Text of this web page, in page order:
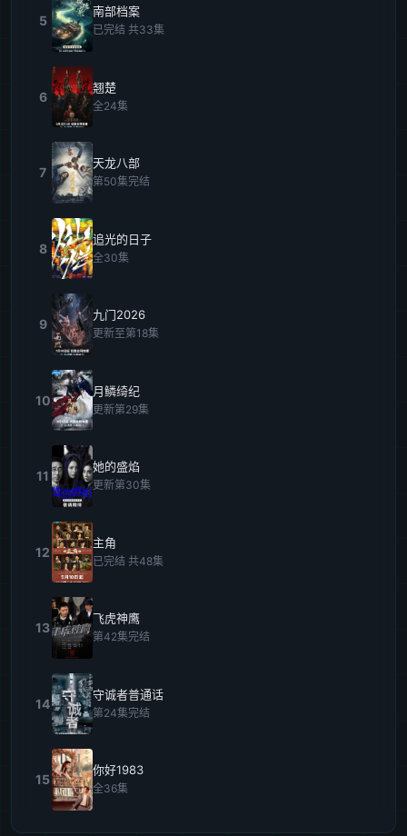
5
南部档案
已完结 共33集
6
翘楚
全24集
7
天龙八部
第50集完结
8
追光的日子
全30集
9
九门2026
更新至第18集
10
月鳞绮纪
更新第29集
11
她的盛焰
更新第30集
12
主角
已完结 共48集
13
飞虎神鹰
第42集完结
14
守诚者普通话
第24集完结
15
你好1983
全36集